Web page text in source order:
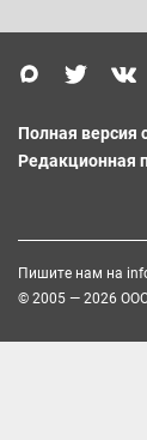
Полная версия
Редакционная
Пишите нам на
© 2005 — 2026 ООО